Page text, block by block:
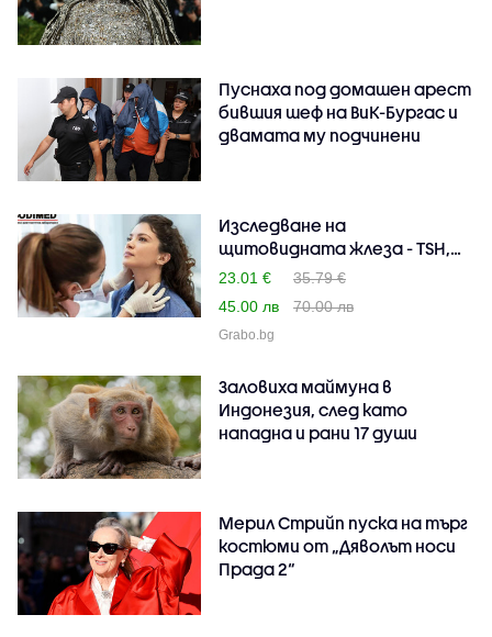
Пуснаха под домашен арест
бившия шеф на ВиК-Бургас и
двамата му подчинени
Изследване на
щитовидната жлеза - TSH,
FT3, ..
23.01 €
35.79 €
45.00 лв
70.00 лв
Grabo.bg
Заловиха маймуна в
Индонезия, след като
нападна и рани 17 души
Мерил Стрийп пуска на търг
костюми от „Дяволът носи
Прада 2“